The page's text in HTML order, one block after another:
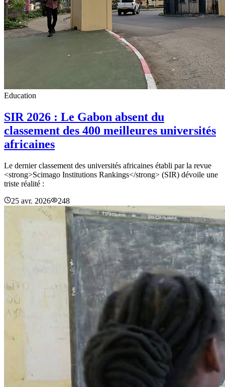
Education
SIR 2026 : Le Gabon absent du
classement des 400 meilleures universités
africaines
Le dernier classement des universités africaines établi par la revue
<strong>Scimago Institutions Rankings</strong> (SIR) dévoile une
triste réalité :
25 avr. 2026
248